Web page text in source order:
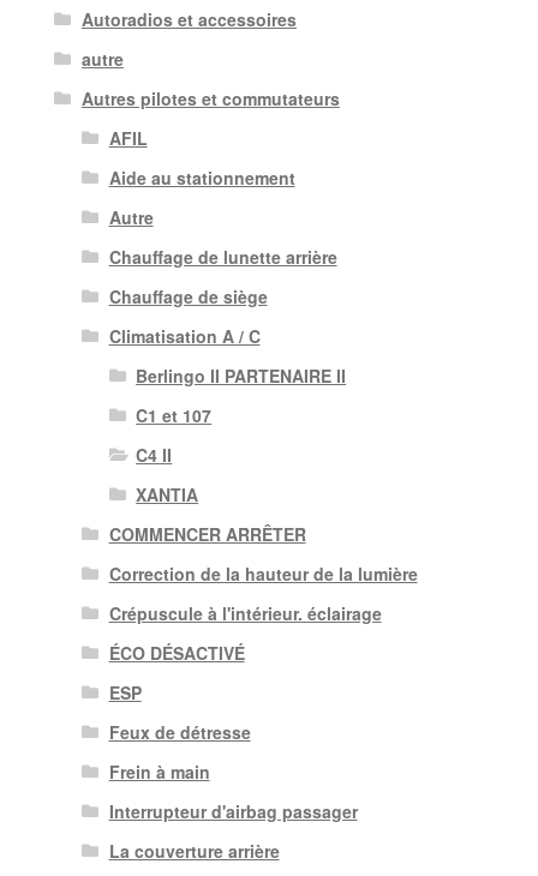
Autoradios et accessoires
autre
Autres pilotes et commutateurs
AFIL
Aide au stationnement
Autre
Chauffage de lunette arrière
Chauffage de siège
Climatisation A / C
Berlingo II PARTENAIRE II
C1 et 107
C4 II
XANTIA
COMMENCER ARRÊTER
Correction de la hauteur de la lumière
Crépuscule à l'intérieur. éclairage
ÉCO DÉSACTIVÉ
ESP
Feux de détresse
Frein à main
Interrupteur d'airbag passager
La couverture arrière